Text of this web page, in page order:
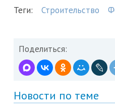
Теги: Строительство
Поделиться:
Новости по теме